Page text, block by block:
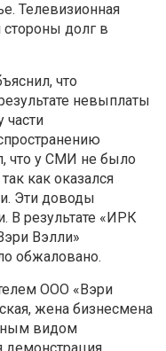
Телевизионная
долг в
что
невыплаты
части
что у СМИ не было
как оказался
Эти доводы
В результате «ИРК
Вэлли»
обжаловано.
ООО «Вэри
жена бизнесмена
видом